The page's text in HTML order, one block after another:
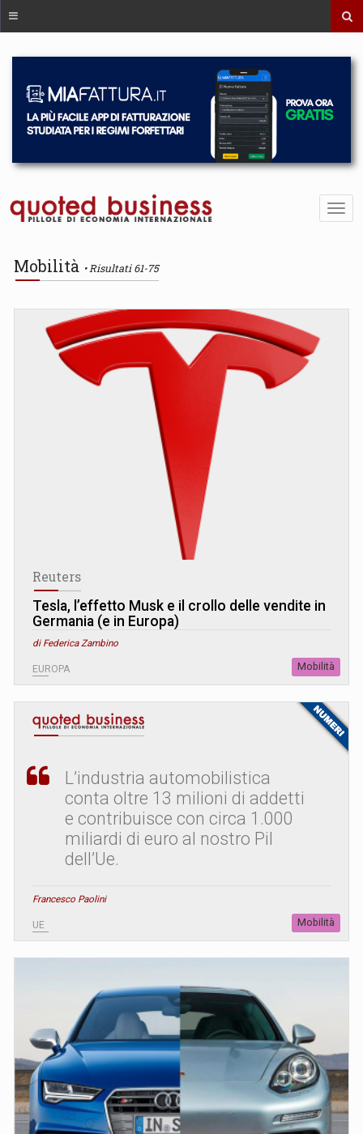
Mobilità Risultati 61-75
Reuters
Tesla, l’effetto Musk e il crollo delle vendite in
Germania (e in Europa)
di Federica Zambino
EUROPA Mobilità
L’industria automobilistica
conta oltre 13 milioni di addetti
e contribuisce con circa 1.000
miliardi di euro al nostro Pil
dell’Ue.
Francesco Paolini
UE Mobilità